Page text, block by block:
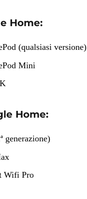
Home:
(qualsiasi versione)
Mini
Home:
generazione)
Wifi Pro